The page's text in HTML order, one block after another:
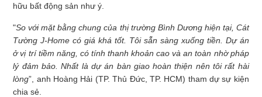
hữu bất động sản như ý.
"So với mặt bằng chung của thị trường Bình Dương hiện tại, Cát
Tường J-Home có giá khá tốt. Tôi sẵn sàng xuống tiền. Dự án
ở vị trí tiềm năng, có tính thanh khoản cao và an toàn nhờ pháp
lý đảm bảo. Nhất là dự án bàn giao hoàn thiện nên tôi rất hài
lòng”, anh Hoàng Hải (TP. Thủ Đức, TP. HCM) tham dự sự kiện
chia sẻ.